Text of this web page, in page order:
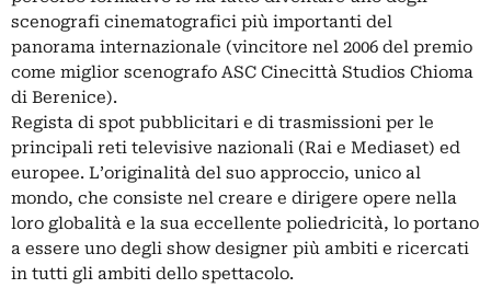
scenografi cinematografici più importanti del
panorama internazionale (vincitore nel 2006 del premio
come miglior scenografo ASC Cinecittà Studios Chioma
di Berenice).
Regista di spot pubblicitari e di trasmissioni per le
principali reti televisive nazionali (Rai e Mediaset) ed
europee. L’originalità del suo approccio, unico al
mondo, che consiste nel creare e dirigere opere nella
loro globalità e la sua eccellente poliedricità, lo portano
a essere uno degli show designer più ambiti e ricercati
in tutti gli ambiti dello spettacolo.